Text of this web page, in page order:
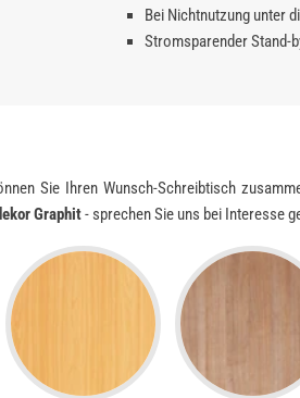
Bei Nichtnutzung unter
Stromsparender Stand-
Sie Ihren Wunsch-Schreibtisch
Graphit- sprechen Sie uns bei Interesse